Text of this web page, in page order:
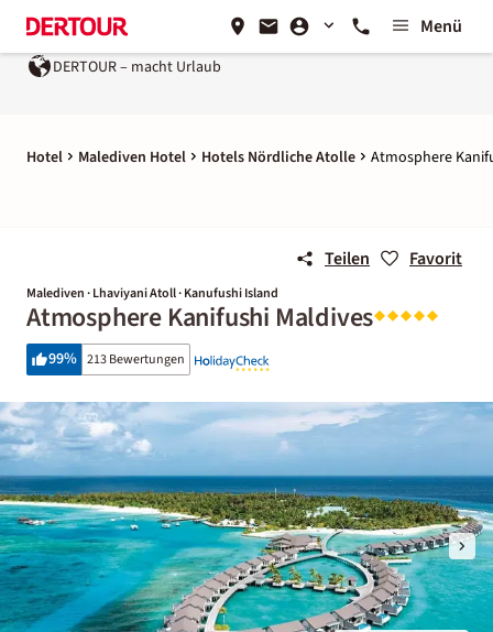
Menü
DERTOUR – macht Urlaub
Hotel Malediven Hotel Hotels Nördliche Atolle Atmosphere
Teilen Favorit
Malediven · Lhaviyani Atoll · Kanufushi Island
Atmosphere Kanifushi Maldives
99% 213 Bewertungen